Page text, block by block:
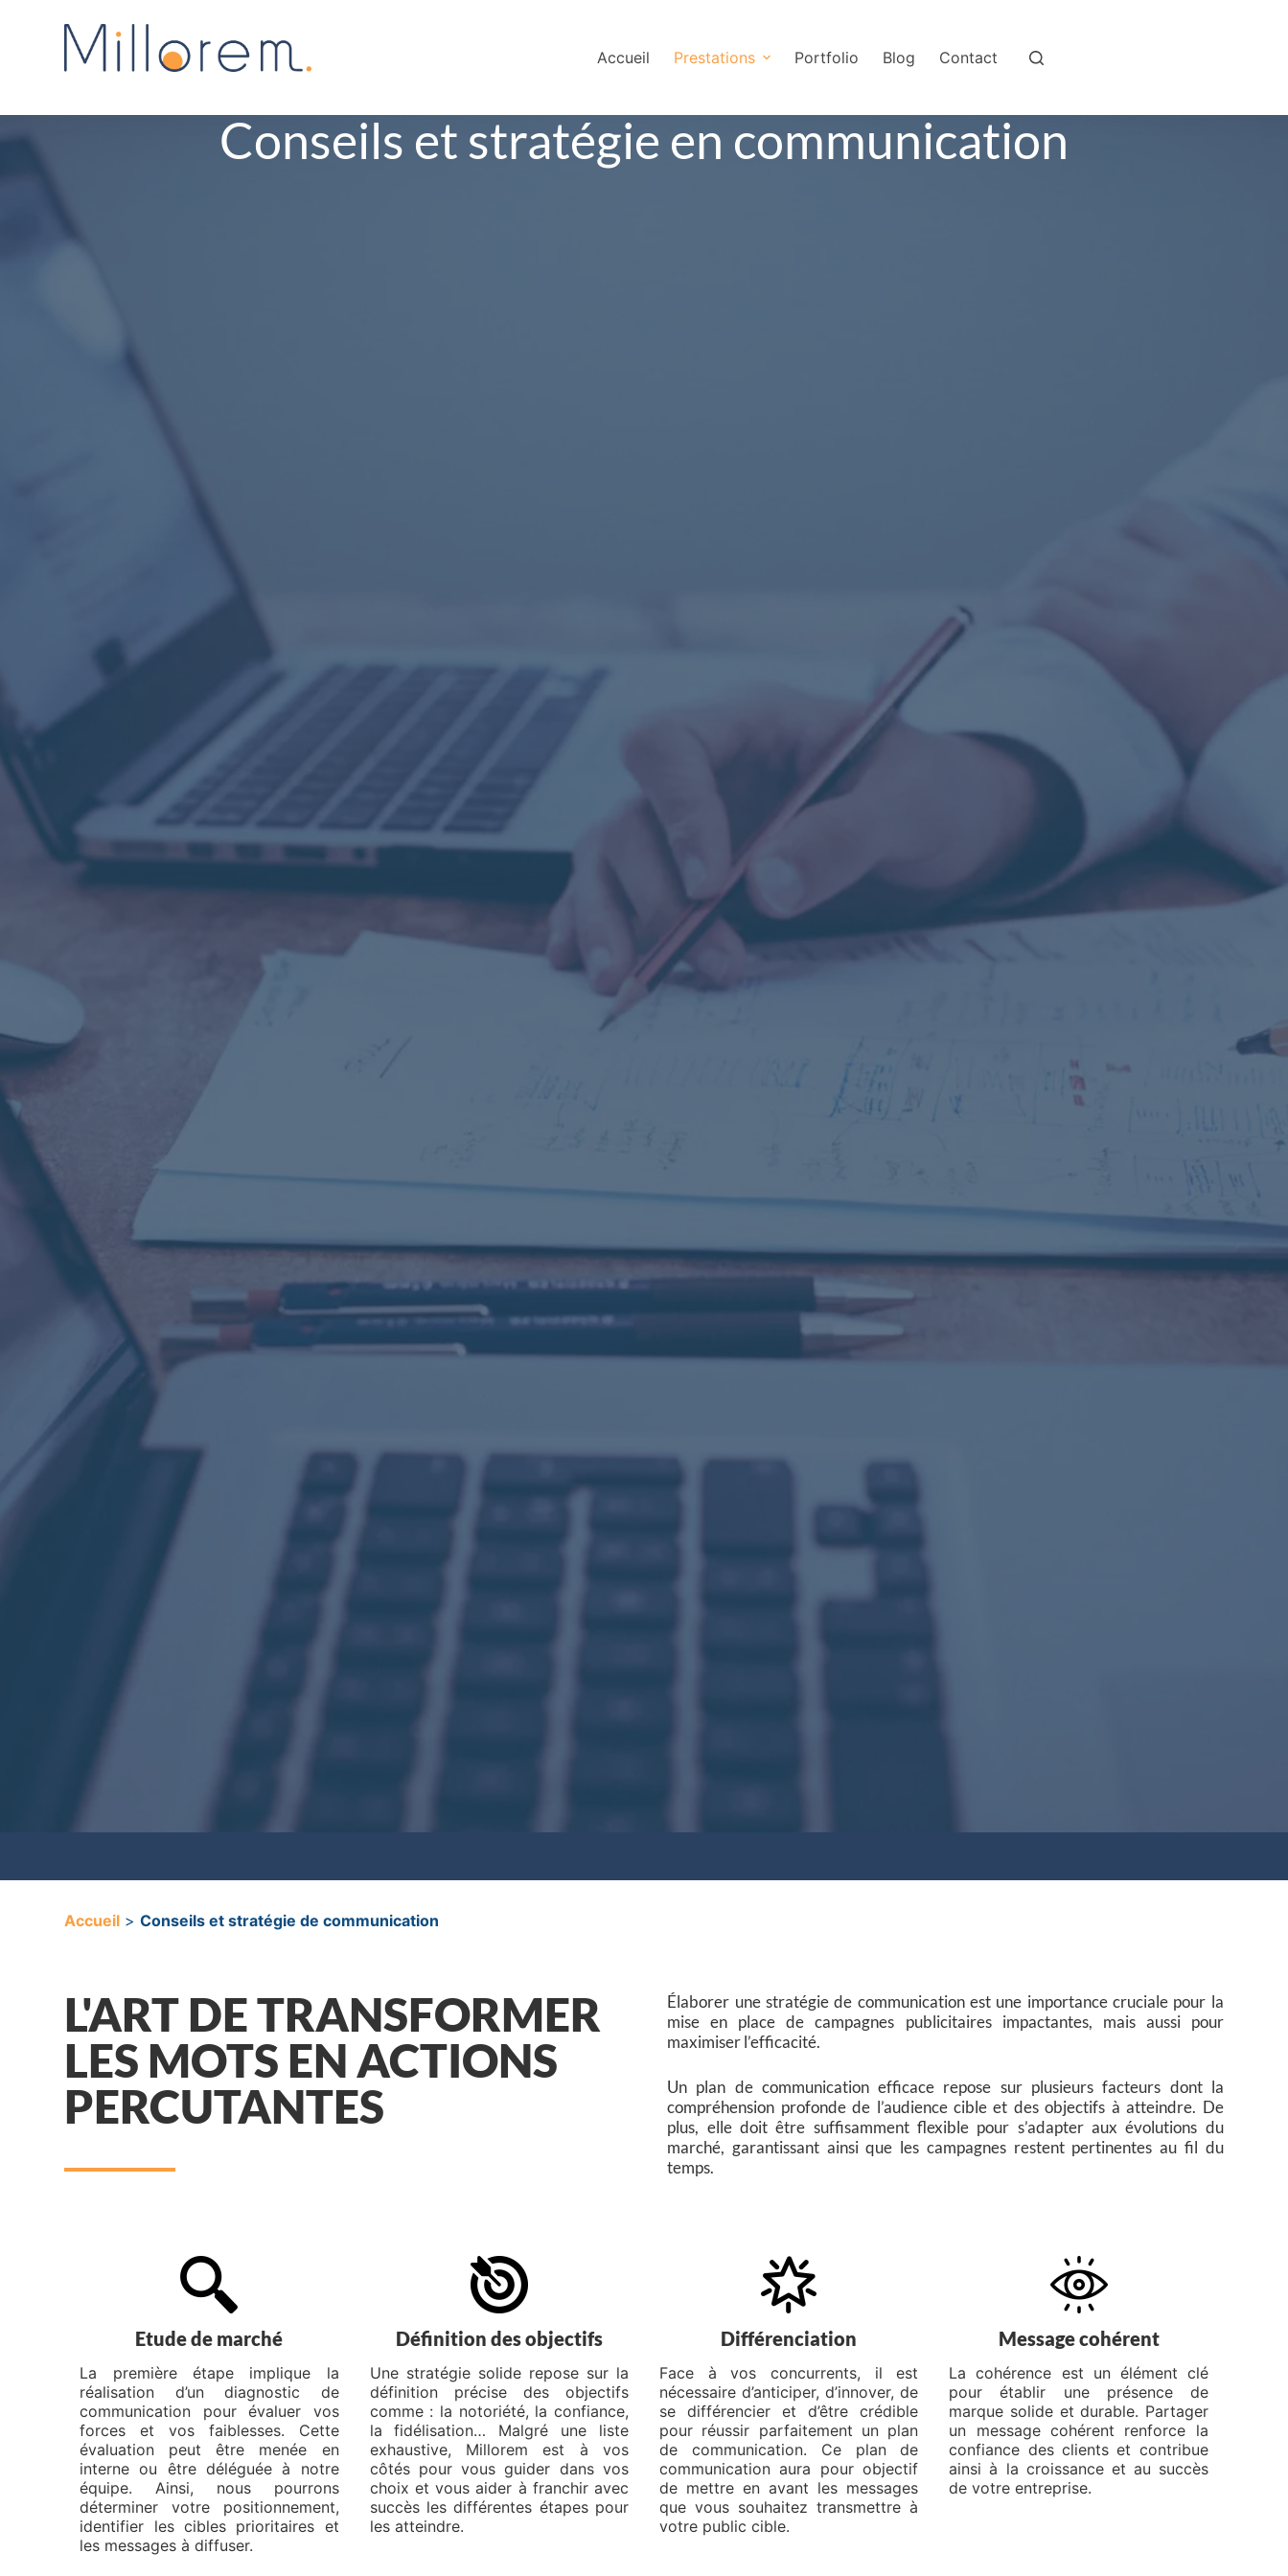
Accueil Prestations Portfolio Blog Contact
Conseils et stratégie en communication
Accueil >Conseils et stratégie de communication
L'ART DE TRANSFORMER
LES MOTS EN ACTIONS
PERCUTANTES
Élaborer une stratégie de communication est une importance cruciale pour la
mise en place de campagnes publicitaires impactantes, mais aussi pour
maximiser l’efficacité.
Un plan de communication efficace repose sur plusieurs facteurs dont la
compréhension profonde de l’audience cible et des objectifs à atteindre. De
plus, elle doit être suffisamment flexible pour s’adapter aux évolutions du
marché, garantissant ainsi que les campagnes restent pertinentes au fil du
temps.
Etude de marché
La première étape implique la
réalisation d’un diagnostic de
communication pour évaluer vos
forces et vos faiblesses. Cette
évaluation peut être menée en
interne ou être déléguée à notre
équipe. Ainsi, nous pourrons
déterminer votre positionnement,
identifier les cibles prioritaires et
les messages à diffuser.
Définition des objectifs
Une stratégie solide repose sur la
définition précise des objectifs
comme : la notoriété, la confiance,
la fidélisation… Malgré une liste
exhaustive, Millorem est à vos
côtés pour vous guider dans vos
choix et vous aider à franchir avec
succès les différentes étapes pour
les atteindre.
Différenciation
Face à vos concurrents, il est
nécessaire d’anticiper, d’innover, de
se différencier et d’être crédible
pour réussir parfaitement un plan
de communication. Ce plan de
communication aura pour objectif
de mettre en avant les messages
que vous souhaitez transmettre à
votre public cible.
Message cohérent
La cohérence est un élément clé
pour établir une présence de
marque solide et durable. Partager
un message cohérent renforce la
confiance des clients et contribue
ainsi à la croissance et au succès
de votre entreprise.